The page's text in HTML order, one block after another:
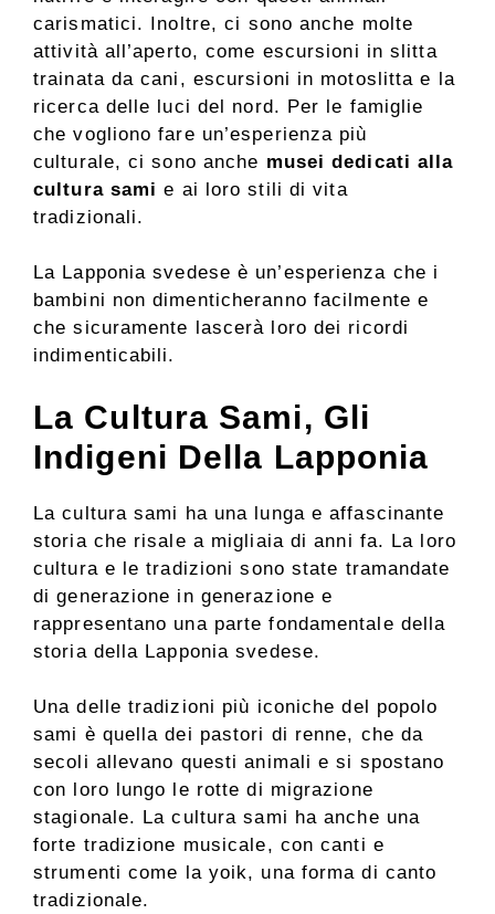
carismatici. Inoltre, ci sono anche molte
attività all’aperto, come escursioni in slitta
trainata da cani, escursioni in motoslitta e la
ricerca delle luci del nord. Per le famiglie
che vogliono fare un’esperienza più
culturale, ci sono anche musei dedicati alla
cultura sami e ai loro stili di vita
tradizionali.
La Lapponia svedese è un’esperienza che i
bambini non dimenticheranno facilmente e
che sicuramente lascerà loro dei ricordi
indimenticabili.
La Cultura Sami, Gli
Indigeni Della Lapponia
La cultura sami ha una lunga e affascinante
storia che risale a migliaia di anni fa. La loro
cultura e le tradizioni sono state tramandate
di generazione in generazione e
rappresentano una parte fondamentale della
storia della Lapponia svedese.
Una delle tradizioni più iconiche del popolo
sami è quella dei pastori di renne, che da
secoli allevano questi animali e si spostano
con loro lungo le rotte di migrazione
stagionale. La cultura sami ha anche una
forte tradizione musicale, con canti e
strumenti come la yoik, una forma di canto
tradizionale.